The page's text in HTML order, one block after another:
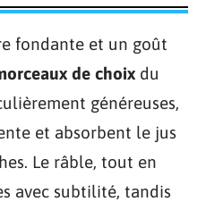
fondante et un goût
de choix du
généreuses,
et absorbent le jus
Le râble, tout en
avec subtilité, tandis